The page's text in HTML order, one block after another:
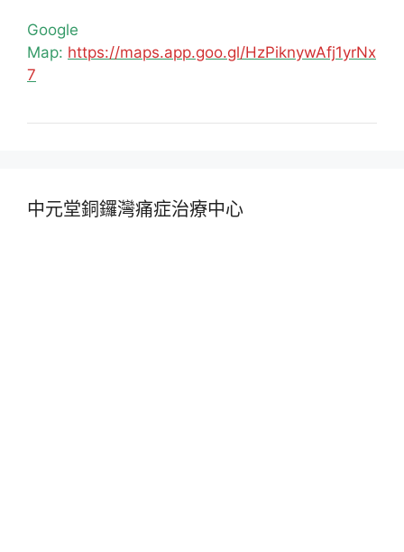
Google
Map: https://maps.app.goo.gl/HzPiknywAfj1yrNx
7
中元堂銅鑼灣痛症治療中心